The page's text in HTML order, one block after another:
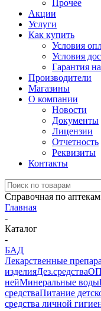
Прочее
Акции
Услуги
Как купить
Условия
Условия
Гарантия
Производители
Магазины
О компании
Новости
Документы
Лицензии
Отчетность
Реквизиты
Контакты
Справочная по аптекам
Главная
-
Каталог
-
БАД
Лекарственные
изделияДез.средства
нейМинеральные воды
средстваПитание
средства личной